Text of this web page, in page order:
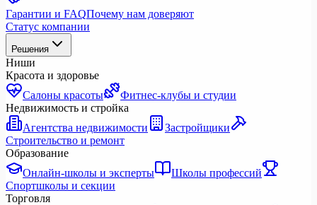
Гарантии и FAQПочему нам доверяют
Статус компании
Решения
Ниши
Красота и здоровье
Салоны красоты
Фитнес-клубы и студии
Недвижимость и стройка
Агентства недвижимости
Застройщики
Строительство и ремонт
Образование
Онлайн-школы и эксперты
Школы профессий
Спортшколы и секции
Торговля